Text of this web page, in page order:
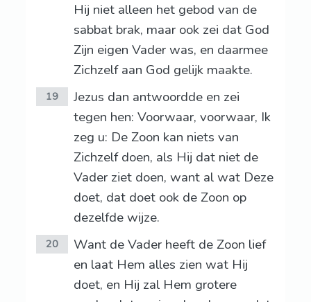
Hij niet alleen het gebod van de
sabbat brak, maar ook zei dat God
Zijn eigen Vader was, en daarmee
Zichzelf aan God gelijk maakte.
19
Jezus dan antwoordde en zei
tegen hen: Voorwaar, voorwaar, Ik
zeg u: De Zoon kan niets van
Zichzelf doen, als Hij dat niet de
Vader ziet doen, want al wat Deze
doet, dat doet ook de Zoon op
dezelfde wijze.
20
Want de Vader heeft de Zoon lief
en laat Hem alles zien wat Hij
doet, en Hij zal Hem grotere